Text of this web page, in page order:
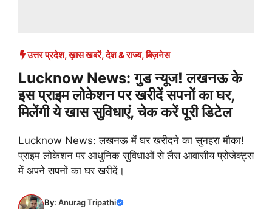
उत्तर प्रदेश,ख़ास खबरें,देश & राज्य,बिज़नेस
Lucknow News: गुड न्यूज! लखनऊ के
इस प्राइम लोकेशन पर खरीदें सपनों का घर,
मिलेंगी ये खास सुविधाएं, चेक करें पूरी डिटेल
Lucknow News: लखनऊ में घर खरीदने का सुनहरा मौका!
प्राइम लोकेशन पर आधुनिक सुविधाओं से लैस आवासीय प्रोजेक्ट्स
में अपने सपनों का घर खरीदें।
By: Anurag Tripathi